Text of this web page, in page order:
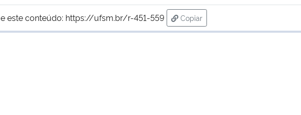
este conteúdo: https://ufsm.br/r-451-559
Copiar
para área de transferência